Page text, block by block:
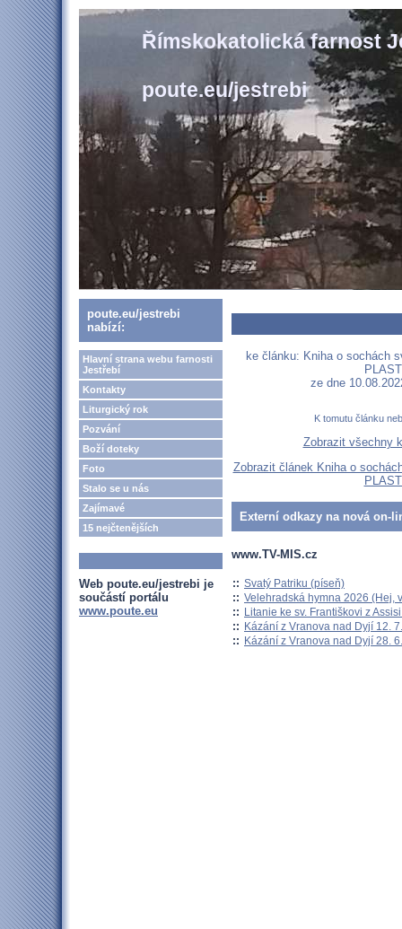
Římskokatolická farnost
poute.eu/jestrebi
poute.eu/jestrebi
nabízí:
Hlavní strana webu farnosti
Jestřebí
Kontakty
Liturgický rok
Pozvání
Boží doteky
Foto
Stalo se u nás
Zajímavé
15 nejčtenějších
Web poute.eu/jestrebi je
součástí portálu
www.poute.eu
ke článku: Kniha o sochách
ze dne
K tomutu článku
Zobrazit všechny
Zobrazit článek Kniha o
Externí odkazy na nová on-
www.TV-MIS.cz
:: Svatý Patriku (píseň)
:: Velehradská hymna 2026 (Hej,
:: Litanie ke sv. Františkovi z
:: Kázání z Vranova nad Dyjí 12.
:: Kázání z Vranova nad Dyjí 28.